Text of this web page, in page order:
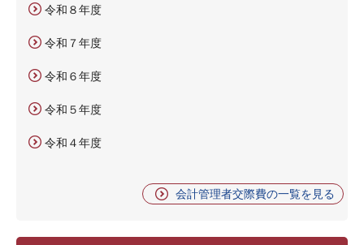
令和８年度
令和７年度
令和６年度
令和５年度
令和４年度
会計管理者交際費の一覧を見る